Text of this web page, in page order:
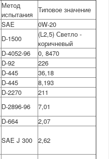
Метод
испытания
Типовое значение
SAE
0W-20
D-1500
(L2,5) Светло -
коричневый
D-4052-96
0, 8470
D-92
226
D-445
36,18
D-445
8,193
D-2270
211
D-2896-96
7,01
D-664
2,07
SAE J 300 2,62